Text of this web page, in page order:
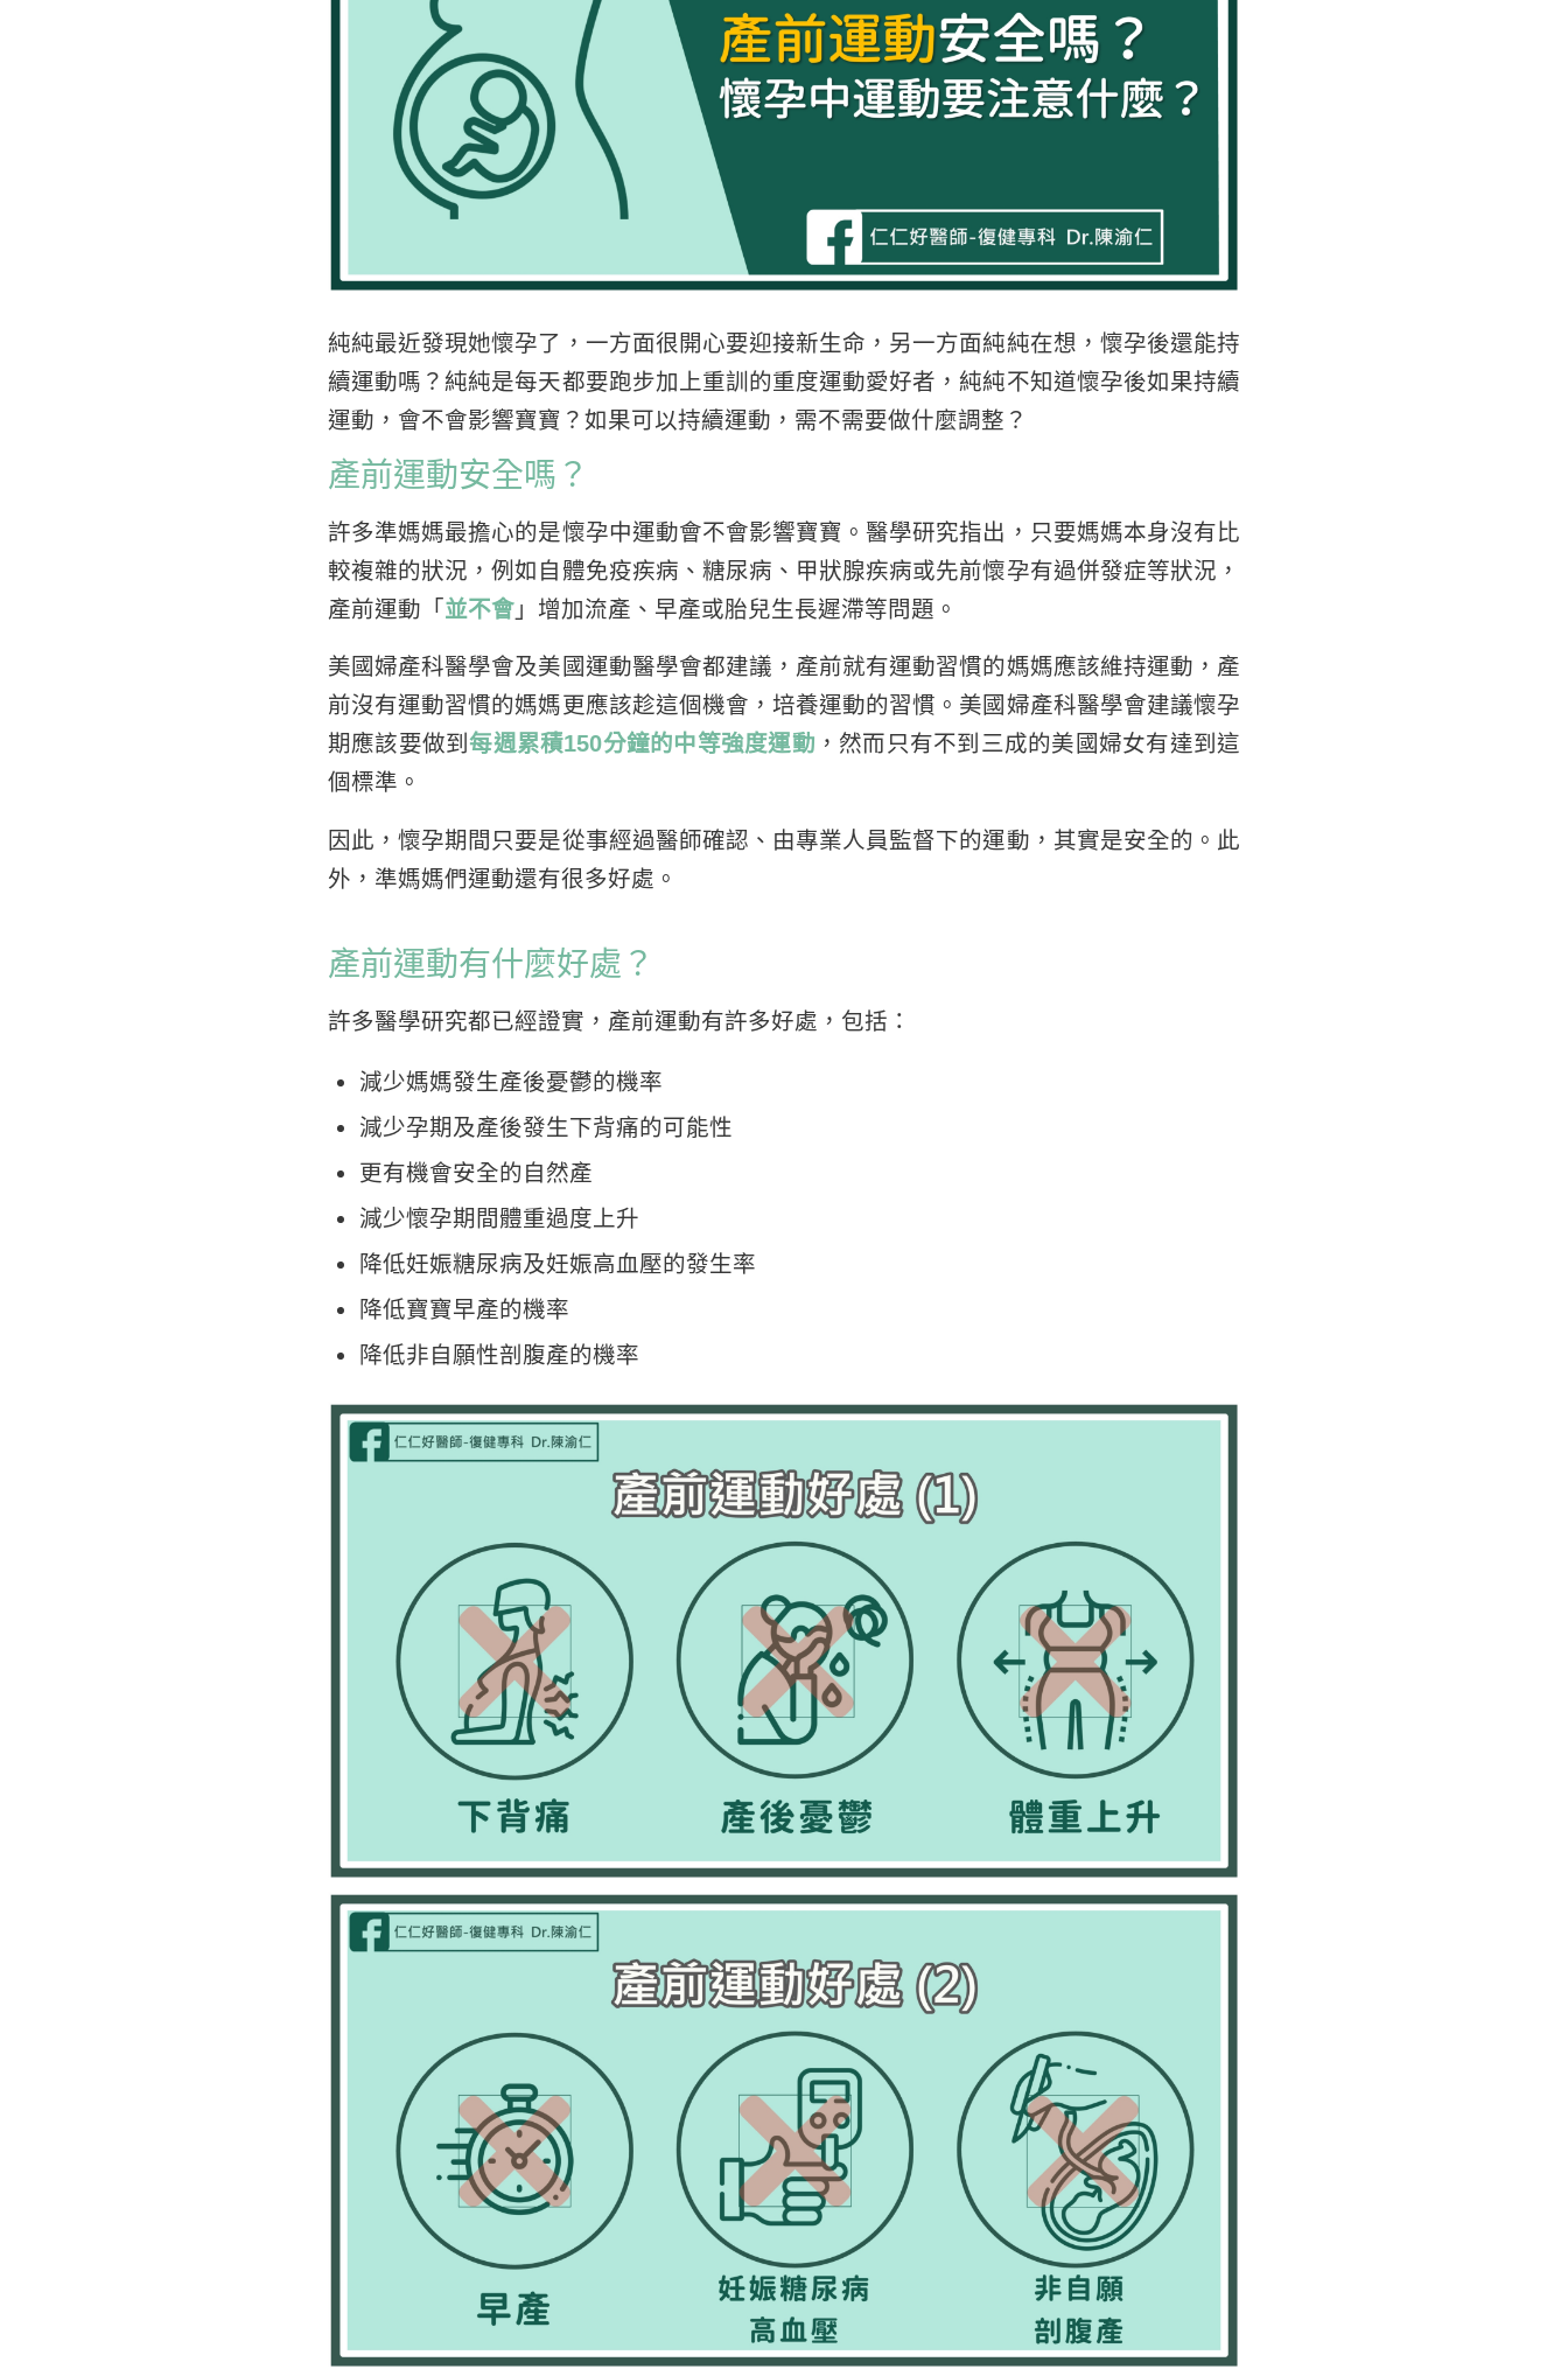
純純最近發現她懷孕了，一方面很開心要迎接新生命，另一方面純純在想，懷孕後還能持
續運動嗎？純純是每天都要跑步加上重訓的重度運動愛好者，純純不知道懷孕後如果持續
運動，會不會影響寶寶？如果可以持續運動，需不需要做什麼調整？
產前運動安全嗎？
許多準媽媽最擔心的是懷孕中運動會不會影響寶寶。醫學研究指出，只要媽媽本身沒有比
較複雜的狀況，例如自體免疫疾病、糖尿病、甲狀腺疾病或先前懷孕有過併發症等狀況，
產前運動「 並不會 」增加流產、早產或胎兒生長遲滯等問題。
美國婦產科醫學會及美國運動醫學會都建議，產前就有運動習慣的媽媽應該維持運動，產
前沒有運動習慣的媽媽更應該趁這個機會，培養運動的習慣。美國婦產科醫學會建議懷孕
期應該要做到每週累積150分鐘的中等強度運動 ，然而只有不到三成的美國婦女有達到這
個標準。
因此，懷孕期間只要是從事經過醫師確認、由專業人員監督下的運動，其實是安全的。此
外，準媽媽們運動還有很多好處。
產前運動有什麼好處？
許多醫學研究都已經證實，產前運動有許多好處，包括：
減少媽媽發生產後憂鬱的機率
減少孕期及產後發生下背痛的可能性
更有機會安全的自然產
減少懷孕期間體重過度上升
降低妊娠糖尿病及妊娠高血壓的發生率
降低寶寶早產的機率
降低非自願性剖腹產的機率